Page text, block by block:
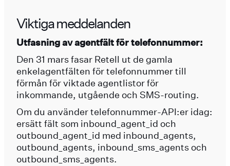
Viktiga meddelanden
Utfasning av agentfält för telefonnummer:
Den 31 mars fasar Retell ut de gamla
enkelagentfälten för telefonnummer till
förmån för viktade agentlistor för
inkommande, utgående och SMS-routing.
Om du använder telefonnummer-API:er idag:
ersätt fält som inbound_agent_id och
outbound_agent_id med inbound_agents,
outbound_agents, inbound_sms_agents och
outbound_sms_agents.